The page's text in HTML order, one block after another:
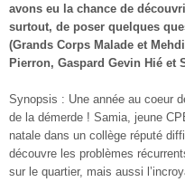
avons eu la chance de
surtout, de poser quelques
(Grands Corps Malade et
Pierron, Gaspard Gevin Hié et
Synopsis : Une année au coeur
de la démerde ! Samia, jeune
natale dans un collège réputé
découvre les problèmes
sur le quartier, mais aussi